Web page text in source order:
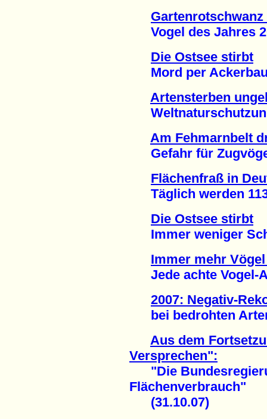
Vogel des Jahres
Die Ostsee stirbt
Mord per Ackerbau
Artensterben
Am Fehmarnbelt
Gefahr für
Flächenfraß in
Täglich werden 113
Die Ostsee stirbt
Immer weniger
Immer mehr
Jede achte Vogel-
2007: Negativ-
bei bedrohten
Aus dem
Versprechen":
"Die
Flächenverbrauch"
(31.10.07)